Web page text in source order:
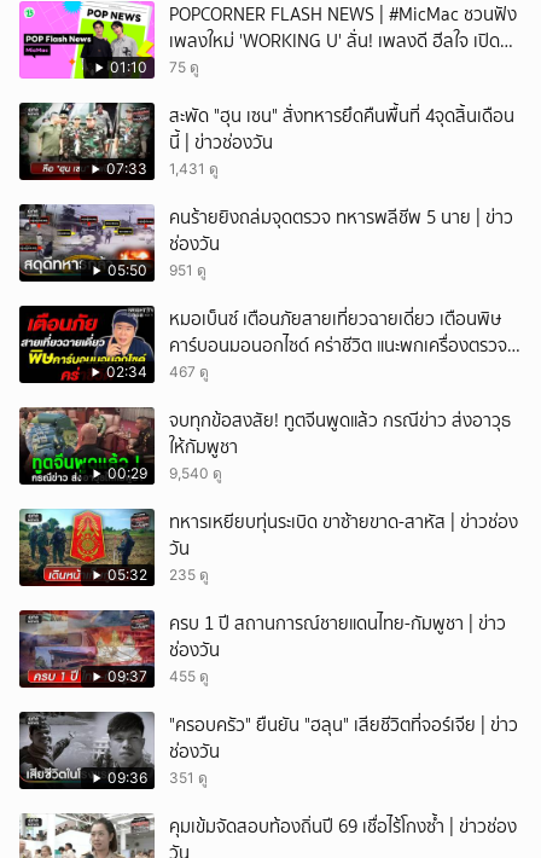
01:10
POPCORNER FLASH NEWS | #MicMac ชวนฟัง
เพลงใหม่ 'WORKING U' ลั่น! เพลงดี ฮีลใจ เปิด
ฟังได้ทุกสถานการณ์
75 ดู
07:33
สะพัด "ฮุน เซน" สั่งทหารยึดคืนพื้นที่ 4จุดสิ้นเดือน
นี้ | ข่าวช่องวัน
1,431 ดู
05:50
คนร้ายยิงถล่มจุดตรวจ ทหารพลีชีพ 5 นาย | ข่าว
ช่องวัน
951 ดู
02:34
หมอเบ็นซ์ เตือนภัยสายเที่ยวฉายเดี่ยว เตือนพิษ
คาร์บอนมอนอกไซด์ คร่าชีวิต แนะพกเครื่องตรวจ
วัดติดตัว
467 ดู
00:29
จบทุกข้อสงสัย! ทูตจีนพูดแล้ว กรณีข่าว ส่งอาวุธ
ให้กัมพูชา
9,540 ดู
05:32
ทหารเหยียบทุ่นระเบิด ขาซ้ายขาด-สาหัส | ข่าวช่อง
วัน
235 ดู
09:37
ครบ 1 ปี สถานการณ์ชายแดนไทย-กัมพูชา | ข่าว
ช่องวัน
455 ดู
09:36
"ครอบครัว" ยืนยัน "ฮลุน" เสียชีวิตที่จอร์เจีย | ข่าว
ช่องวัน
351 ดู
คุมเข้มจัดสอบท้องถิ่นปี 69 เชื่อไร้โกงซ้ำ | ข่าวช่อง